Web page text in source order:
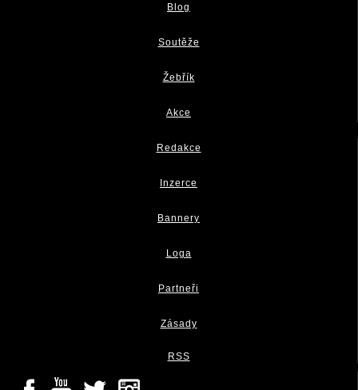
Blog
Soutěže
Žebřík
Akce
Redakce
Inzerce
Bannery
Loga
Partneři
Zásady
RSS